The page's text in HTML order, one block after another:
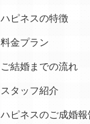
ハピネスの特徴
料金プラン
ご結婚までの流れ
スタッフ紹介
ハピネスのご成婚報